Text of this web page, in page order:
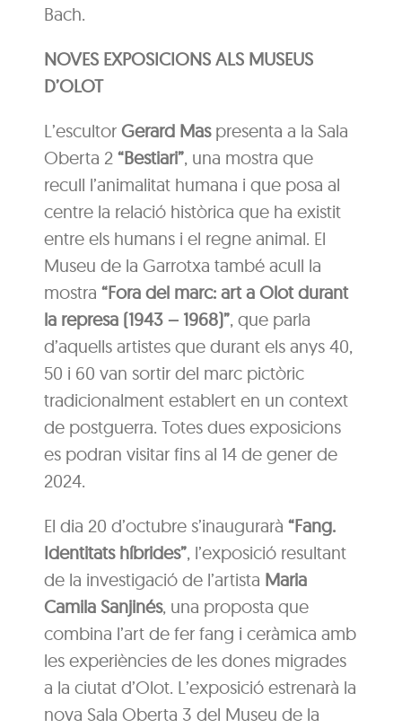
Bach.
NOVES EXPOSICIONS ALS MUSEUS
D’OLOT
L’escultorGerard Maspresenta a la Sala
Oberta 2“Bestiari”, una mostra que
recull l’animalitat humana i que posa al
centre la relació històrica que ha existit
entre els humans i el regne animal. El
Museu de la Garrotxa també acull la
mostra“Fora del marc: art a Olot durant
la represa (1943 – 1968)”, que parla
d’aquells artistes que durant els anys 40,
50 i 60 van sortir del marc pictòric
tradicionalment establert en un context
de postguerra. Totes dues exposicions
es podran visitar fins al 14 de gener de
2024.
El dia 20 d’octubre s’inaugurarà“Fang.
Identitats híbrides”, l’exposició resultant
de la investigació de l’artista Maria
Camila Sanjinés, una proposta que
combina l’art de fer fang i ceràmica amb
les experiències de les dones migrades
a la ciutat d’Olot. L’exposició estrenarà la
nova Sala Oberta 3 del Museu de la